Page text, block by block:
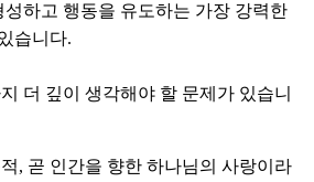
하고 행동을 유도하는 가장 강력한
습니다.
더 깊이 생각해야 할 문제가 있습니
, 곧 인간을 향한 하나님의 사랑이라